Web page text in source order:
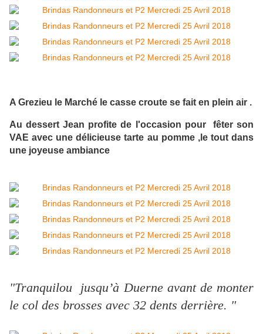
A Grezieu le Marché le casse croute se fait en plein air .
Au dessert Jean profite de l'occasion pour fêter son
VAE avec une délicieuse tarte au pomme ,le tout dans
une joyeuse ambiance
"Tranquilou jusqu’à Duerne avant de monter
le col des brosses avec 32 dents derrière. "